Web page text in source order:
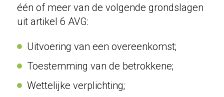
één of meer van de volgende grondslagen
uit artikel 6 AVG:
Uitvoering van een overeenkomst;
Toestemming van de betrokkene;
Wettelijke verplichting;